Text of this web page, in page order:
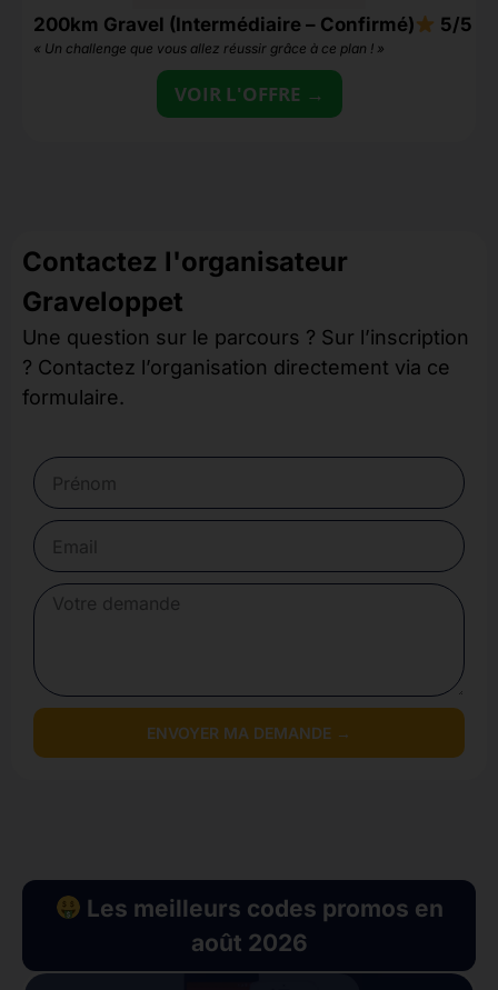
200km Gravel (Intermédiaire – Confirmé) 5/5
« Un challenge que vous allez réussir grâce à ce plan ! »
VOIR L'OFFRE →
Contactez l'organisateur
Graveloppet
Une question sur le parcours ? Sur l’inscription
? Contactez l’organisation directement via ce
formulaire.
ENVOYER MA DEMANDE →
Les meilleurs codes promos en
août 2026